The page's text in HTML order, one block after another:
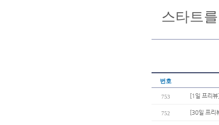
스타트를
번호
753 [1일 프리
752 [30일 프리